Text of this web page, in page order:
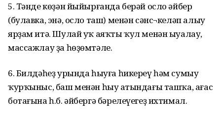
5. Тәнде көҙән йыйырғанда берәй осло әйбер
(булавка, энә, осло таш) менән сәнс¬келәп алыу
ярҙам итә. Шулай уҡ аяҡты ҡул менән ыуалау,
массажлау ҙа һөҙөмтәле.
6. Билдәһеҙ урында һыуға һикереү һәм сумыу
ҡурҡыныс, баш менән һыу аҫтындағы ташҡа, ағас
ботағына һ.б. әйбергә бәрелеүегеҙ ихтимал.